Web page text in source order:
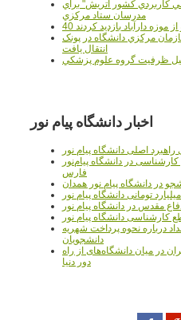
كاربردي كشور اتريش" براي
مدرسان ستاد مرکزي
موزه دارآباد بازديد کردند
مرکزي دانشگاه در پونک
انتقال يافت
ظرفيت گروه علوم پزشکي
اخبار دانشگاه پیام نور
اصلی دانشگاه پیام نور
در دانشگاه پیام‌نور
فارس
در دانشگاه پیام نور همدان
مقدس در دانشگاه پیام نور
کارشناسی دانشگاه پیام نور
درباره نحوه پرداخت شهریه
دانشجویان
در میان دانشگاه‌های از راه
دور دنیا